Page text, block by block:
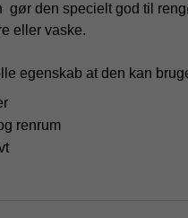
gør den specielt god til
eller vaske.
egenskab at den kan
renrum